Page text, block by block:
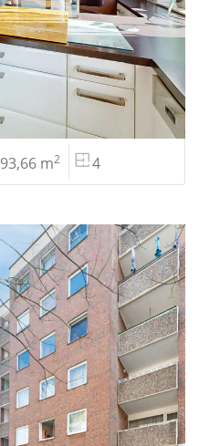
93,66 m2 4